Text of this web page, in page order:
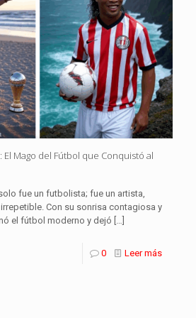
Mago del Fútbol que Conquistó al
fue un futbolista; fue un artista,
Con su sonrisa contagiosa y
el fútbol moderno y dejó […]
0 Leer más